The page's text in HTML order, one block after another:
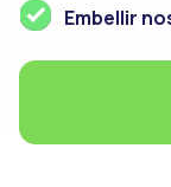
Embellir